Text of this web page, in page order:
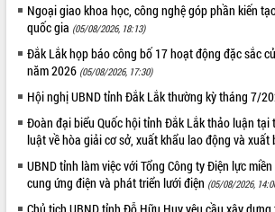
Ngoại giao khoa học, công nghệ góp phần kiến
quốc gia (05/08/2026, 18:13)
Đắk Lắk họp báo công bố 17 hoạt động đặc sắc
năm 2026 (05/08/2026, 17:30)
Hội nghị UBND tỉnh Đắk Lắk thường kỳ tháng 7/
Đoàn đại biểu Quốc hội tỉnh Đắk Lắk thảo luận tại
luật về hòa giải cơ sở, xuất khẩu lao động và xuất
UBND tỉnh làm việc với Tổng Công ty Điện lực
cung ứng điện và phát triển lưới điện (05/08/2026,
Chủ tịch UBND tỉnh Đỗ Hữu Huy yêu cầu xây